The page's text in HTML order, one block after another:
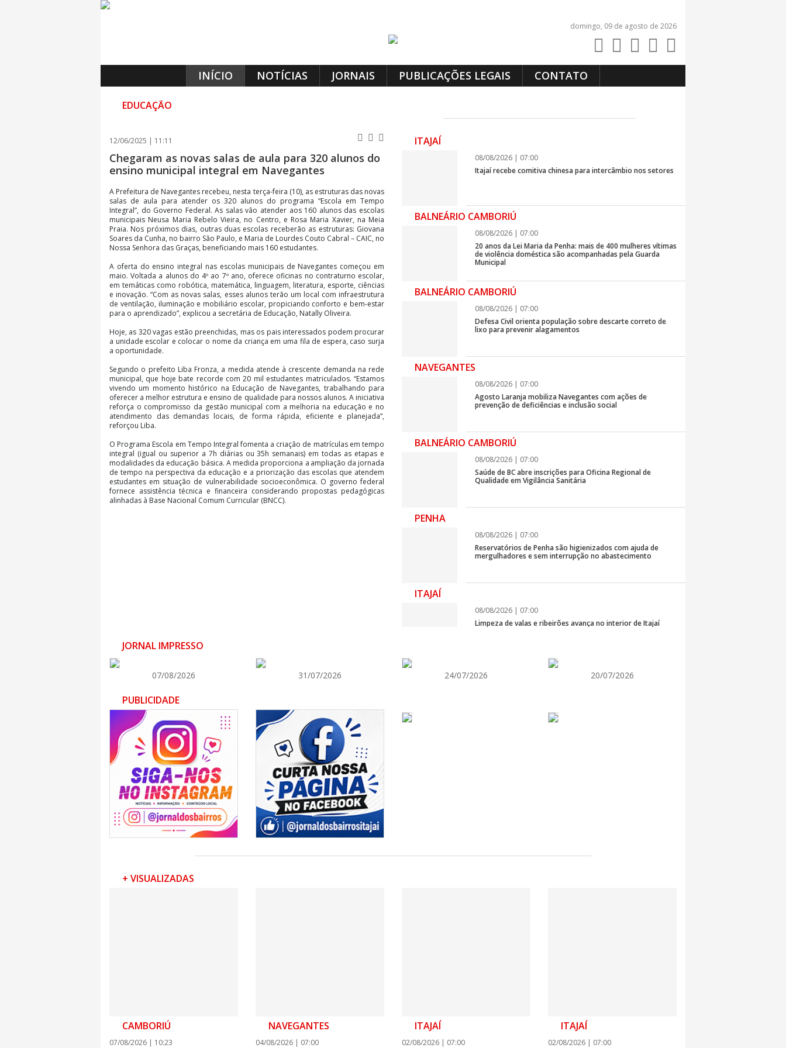
domingo, 09 de agosto de 2026
INÍCIO NOTÍCIAS JORNAIS PUBLICAÇÕES LEGAIS CONTATO
EDUCAÇÃO
12/06/2025 | 11:11
Chegaram as novas salas de aula para 320 alunos do
ensino municipal integral em Navegantes
A Prefeitura de Navegantes recebeu, nesta terça-feira (10), as estruturas das novas
salas de aula para atender os 320 alunos do programa “Escola em Tempo
Integral”, do Governo Federal. As salas vão atender aos 160 alunos das escolas
municipais Neusa Maria Rebelo Vieira, no Centro, e Rosa Maria Xavier, na Meia
Praia. Nos próximos dias, outras duas escolas receberão as estruturas: Giovana
Soares da Cunha, no bairro São Paulo, e Maria de Lourdes Couto Cabral – CAIC, no
Nossa Senhora das Graças, beneficiando mais 160 estudantes.
A oferta do ensino integral nas escolas municipais de Navegantes começou em
maio. Voltada a alunos do 4º ao 7º ano, oferece oficinas no contraturno escolar,
em temáticas como robótica, matemática, linguagem, literatura, esporte, ciências
e inovação. “Com as novas salas, esses alunos terão um local com infraestrutura
de ventilação, iluminação e mobiliário escolar, propiciando conforto e bem-estar
para o aprendizado”, explicou a secretária de Educação, Natally Oliveira.
Hoje, as 320 vagas estão preenchidas, mas os pais interessados podem procurar
a unidade escolar e colocar o nome da criança em uma fila de espera, caso surja
a oportunidade.
Segundo o prefeito Liba Fronza, a medida atende à crescente demanda na rede
municipal, que hoje bate recorde com 20 mil estudantes matriculados. “Estamos
vivendo um momento histórico na Educação de Navegantes, trabalhando para
oferecer a melhor estrutura e ensino de qualidade para nossos alunos. A iniciativa
reforça o compromisso da gestão municipal com a melhoria na educação e no
atendimento das demandas locais, de forma rápida, eficiente e planejada”,
reforçou Liba.
O Programa Escola em Tempo Integral fomenta a criação de matrículas em tempo
integral (igual ou superior a 7h diárias ou 35h semanais) em todas as etapas e
modalidades da educação básica. A medida proporciona a ampliação da jornada
de tempo na perspectiva da educação e a priorização das escolas que atendem
estudantes em situação de vulnerabilidade socioeconômica. O governo federal
fornece assistência técnica e financeira considerando propostas pedagógicas
alinhadas à Base Nacional Comum Curricular (BNCC).
ITAJAÍ
08/08/2026 | 07:00
Itajaí recebe comitiva chinesa para intercâmbio nos setores
BALNEÁRIO CAMBORIÚ
08/08/2026 | 07:00
20 anos da Lei Maria da Penha: mais de 400 mulheres vítimas
de violência doméstica são acompanhadas pela Guarda
Municipal
BALNEÁRIO CAMBORIÚ
08/08/2026 | 07:00
Defesa Civil orienta população sobre descarte correto de
lixo para prevenir alagamentos
NAVEGANTES
08/08/2026 | 07:00
Agosto Laranja mobiliza Navegantes com ações de
prevenção de deficiências e inclusão social
BALNEÁRIO CAMBORIÚ
08/08/2026 | 07:00
Saúde de BC abre inscrições para Oficina Regional de
Qualidade em Vigilância Sanitária
PENHA
08/08/2026 | 07:00
Reservatórios de Penha são higienizados com ajuda de
mergulhadores e sem interrupção no abastecimento
ITAJAÍ
08/08/2026 | 07:00
Limpeza de valas e ribeirões avança no interior de Itajaí
sábado
JORNAL IMPRESSO
07/08/2026 31/07/2026 24/07/2026 20/07/2026
PUBLICIDADE
+ VISUALIZADAS
CAMBORIÚ
07/08/2026 | 10:23
NAVEGANTES
04/08/2026 | 07:00
ITAJAÍ
02/08/2026 | 07:00
ITAJAÍ
02/08/2026 | 07:00